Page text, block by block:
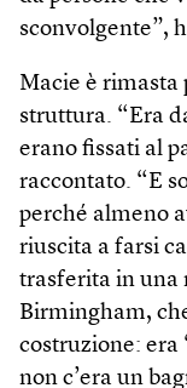
sconvolgente”,
Macie è rimasta
struttura. “Era
erano fissati al
raccontato. “E
perché almeno
riuscita a farsi
trasferita in una
Birmingham,
costruzione: era
non c’era un